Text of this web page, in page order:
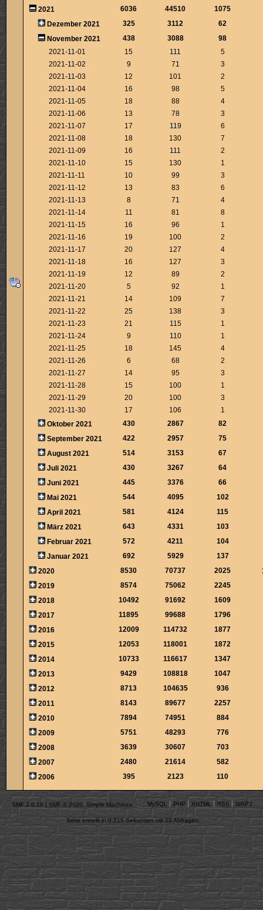
2021 6036 44510
1075
Dezember 2021
325 3112
62
November 2021
438 3088
98
2021-11-01
15 111
5
2021-11-02
9 71
3
2021-11-03
12 101
2
2021-11-04
16 98
5
2021-11-05
18 88
4
2021-11-06
13 78
3
2021-11-07
17 119
6
2021-11-08
18 130
7
2021-11-09
16 111
2
2021-11-10
15 130
1
2021-11-11
10 99
3
2021-11-12
13 83
6
2021-11-13
8 71
4
2021-11-14
11 81
8
2021-11-15
16 96
1
2021-11-16
19 100
2
2021-11-17
20 127
4
2021-11-18
16 127
3
2021-11-19
12 89
2
2021-11-20
5 92
1
2021-11-21
14 109
7
2021-11-22
25 138
3
2021-11-23
21 115
1
2021-11-24
9 110
1
2021-11-25
18 145
4
2021-11-26
6 68
2
2021-11-27
14 95
3
2021-11-28
15 100
1
2021-11-29
20 100
3
2021-11-30
17 106
1
Oktober 2021
430 2867
82
September 2021
422 2957
75
August 2021
514 3153
67
Juli 2021
430 3267
64
Juni 2021
445 3376
66
Mai 2021
544 4095
102
April 2021
581 4124
115
März 2021
643 4331
103
Februar 2021
572 4211
104
Januar 2021
692 5929
137
2020
8530 70737 2025
2019
8574 75062
2245
2018
10492 91692
1609
2017
11895 99688
1796
2016
12009 114732
1877
2015
12053 118001
1872
2014
10733 116617
1347
2013
9429 108818
1047
2012
8713 104635
936
2011
8143 89677
2257
2010
7894 74951
884
2009
5751 48293
776
2008
3639 30607
703
2007
2480 21614
582
2006
395 2123 110
SMF 2.0.19 | SMF © 2020 Simple Machines MySQL PHP XHTML RSS WAP2
Seite erstellt in 0.215 Sekunden mit 29 Abfragen.